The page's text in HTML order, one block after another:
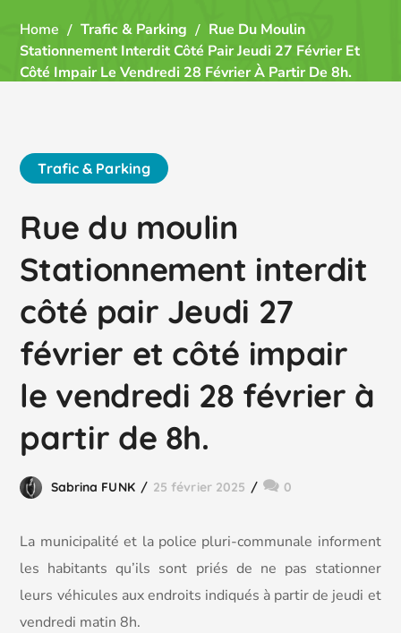
Home Trafic & Parking
Rue Du Moulin
Stationnement Interdit Côté Pair Jeudi 27 Février Et
Côté Impair Le Vendredi 28 Février À Partir De 8h.
Trafic & Parking
Rue du moulin
Stationnement interdit
côté pair Jeudi 27
février et côté impair
le vendredi 28 février à
partir de 8h.
Sabrina FUNK 25 février 2025 0
La municipalité et la police pluri-communale informent
les habitants qu’ils sont priés de ne pas stationner
leurs véhicules aux endroits indiqués à partir de jeudi et
vendredi matin 8h.